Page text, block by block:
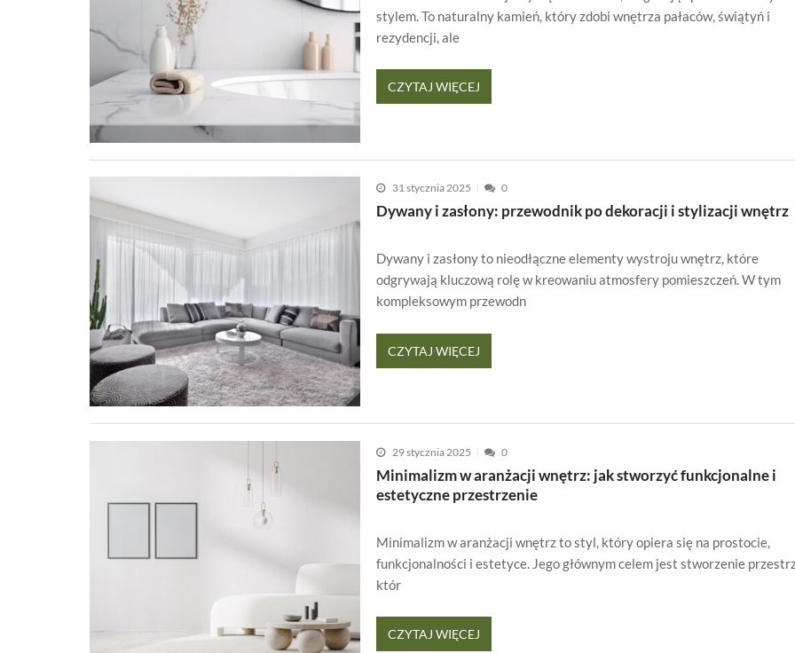
stylem. To naturalny kamień, który zdobi wnętrza pałaców, świątyń i
rezydencji, ale
CZYTAJ WIĘCEJ
31 stycznia 2025 0
Dywany i zasłony: przewodnik po dekoracji i stylizacji wnętrz
Dywany i zasłony to nieodłączne elementy wystroju wnętrz, które
odgrywają kluczową rolę w kreowaniu atmosfery pomieszczeń. W tym
kompleksowym przewodn
CZYTAJ WIĘCEJ
29 stycznia 2025 0
Minimalizm w aranżacji wnętrz: jak stworzyć funkcjonalne i
estetyczne przestrzenie
Minimalizm w aranżacji wnętrz to styl, który opiera się na prostocie,
funkcjonalności i estetyce. Jego głównym celem jest stworzenie
któr
CZYTAJ WIĘCEJ